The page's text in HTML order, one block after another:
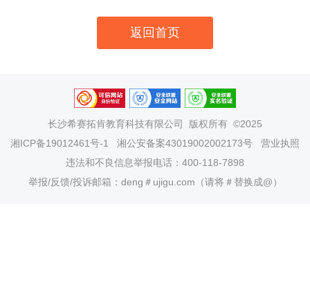
返回首页
长沙希赛拓肯教育科技有限公司
版权所有 ©2025
湘ICP备19012461号-1
湘公安备案43019002002173号
营业执照
违法和不良信息举报电话：400-118-7898
举报/反馈/投诉邮箱：deng＃ujigu.com（请将＃替换成@）